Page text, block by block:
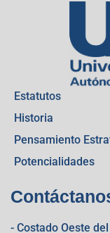
Estatutos
Historia
Pensamiento
Potencialidades
- Costado Oeste